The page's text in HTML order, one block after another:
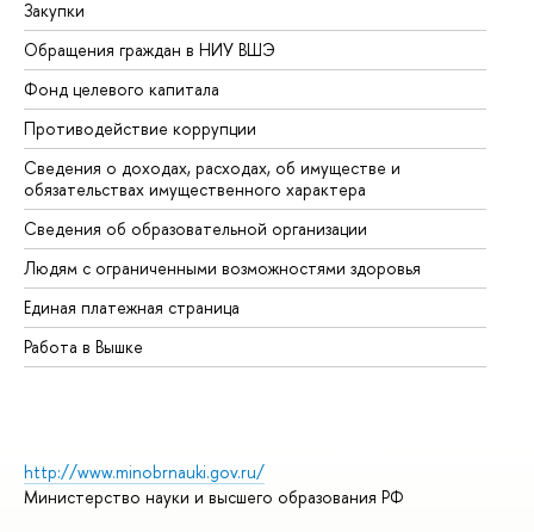
Закупки
Обращения граждан в НИУ ВШЭ
Фонд целевого капитала
Противодействие коррупции
Сведения о доходах, расходах, об имуществе и
обязательствах имущественного характера
Сведения об образовательной организации
Людям с ограниченными возможностями здоровья
Единая платежная страница
Работа в Вышке
http://www.minobrnauki.gov.ru/
Министерство науки и высшего образования РФ